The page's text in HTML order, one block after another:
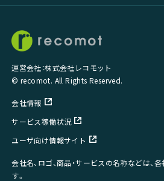
運営会社：株式会社レコモット
© recomot. All Rights Reserved.
会社情報
サービス稼働状況
ユーザ向け情報サイト
会社名、ロゴ、商品・サービスの名称などは、
す。